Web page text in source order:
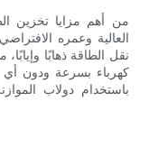
من أهم مزايا تخزين
العالية وعمره
نقل الطاقة ذهابًا
كهرباء بسرعة ودون أي
باستخدام دولاب